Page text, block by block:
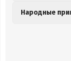
Народные